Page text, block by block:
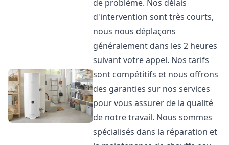
de problème. Nos délais
d'intervention sont très courts,
nous nous déplaçons
généralement dans les 2 heures
suivant votre appel. Nos tarifs
sont compétitifs et nous offrons
des garanties sur nos services
pour vous assurer de la qualité
de notre travail. Nous sommes
spécialisés dans la réparation et